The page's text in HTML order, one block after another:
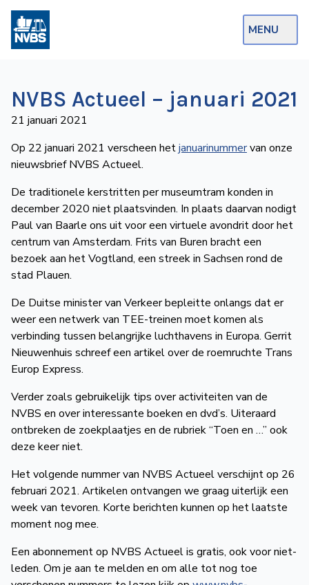
MENU
Op de Rails
Afdelingen
Excursies
Actueel
Ons
aanbod
Over
de
NVBS
Wegwijzer
NVBS
NVBS Actueel – januari 2021
21 januari 2021
Op 22 januari 2021 verscheen hetjanuarinummervan onze
nieuwsbrief NVBS Actueel.
De traditionele kerstritten per museumtram konden in
december 2020 niet plaatsvinden. In plaats daarvan nodigt
Paul van Baarle ons uit voor een virtuele avondrit door het
centrum van Amsterdam. Frits van Buren bracht een
bezoek aan het Vogtland, een streek in Sachsen rond de
stad Plauen.
De Duitse minister van Verkeer bepleitte onlangs dat er
weer een netwerk van TEE-treinen moet komen als
verbinding tussen belangrijke luchthavens in Europa. Gerrit
Nieuwenhuis schreef een artikel over de roem­ruchte Trans
Europ Express.
Verder zoals gebruikelijk tips over activiteiten van de
NVBS en over interes­sante boeken en dvd’s. Uiteraard
ont­breken de zoek­plaatjes en de rubriek “Toen en …” ook
deze keer niet.
Het volgende nummer van NVBS Actueel verschijnt op 26
februari 2021. Artikelen ontvangen we graag uiterlijk een
week van tevoren. Korte berichten kunnen op het laatste
moment nog mee.
Een abonnement op NVBS Actueel is gratis, ook voor niet-
leden. Om je aan te melden en om alle tot nog toe